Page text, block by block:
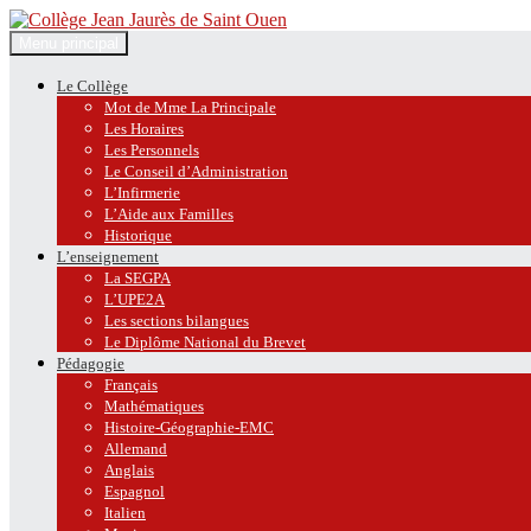
Collège Jean Jaurès de Saint
Recherche
au
contenu
Le Collège
Mot de Mme La Principale
Les Horaires
Les Personnels
Le Conseil d’Administration
L’Infirmerie
L’Aide aux Familles
Historique
L’enseignement
La SEGPA
L’UPE2A
Les sections bilangues
Le Diplôme National du Brevet
Pédagogie
Français
Mathématiques
Histoire-Géographie-EMC
Allemand
Anglais
Espagnol
Italien